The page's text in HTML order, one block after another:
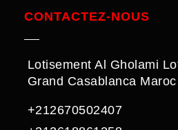
CONTACTEZ-NOUS
Lotisement Al Gholami
Grand Casablanca Maroc
+212670502407